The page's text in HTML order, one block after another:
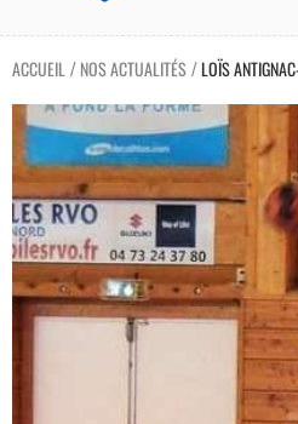
ACCUEIL / NOS ACTUALITÉS/LOÏS